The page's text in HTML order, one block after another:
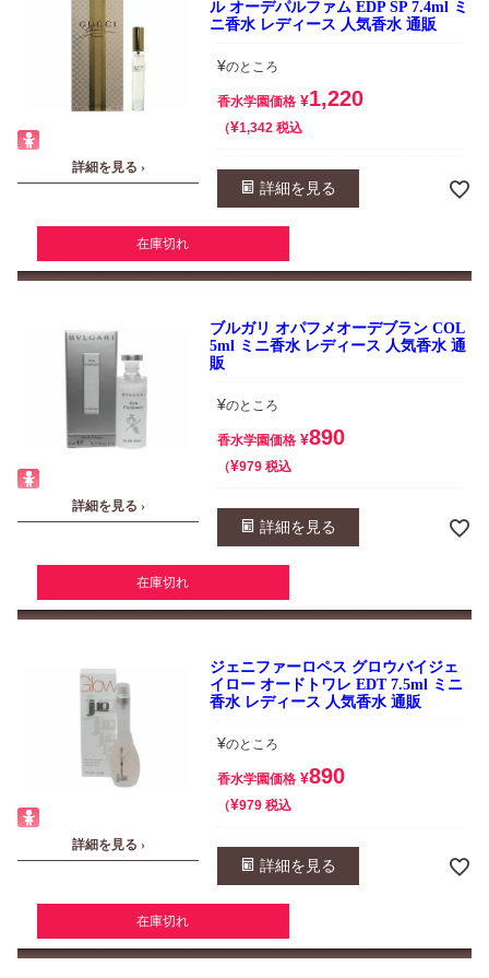
詳細を見る ›
ル オーデパルファム EDP SP 7.4ml ミ
ニ香水 レディース 人気香水 通販
¥のところ
香水学園価格 ¥1,220
¥1,342 税込
詳細を見る
在庫切れ
詳細を見る ›
ブルガリ オパフメオーデブラン COL
5ml ミニ香水 レディース 人気香水 通
販
¥のところ
香水学園価格 ¥890
¥979 税込
詳細を見る
在庫切れ
詳細を見る ›
ジェニファーロペス グロウバイジェ
イロー オードトワレ EDT 7.5ml ミニ
香水 レディース 人気香水 通販
¥のところ
香水学園価格 ¥890
¥979 税込
詳細を見る
在庫切れ